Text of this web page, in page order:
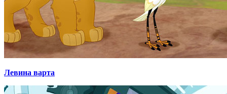
Левина варта